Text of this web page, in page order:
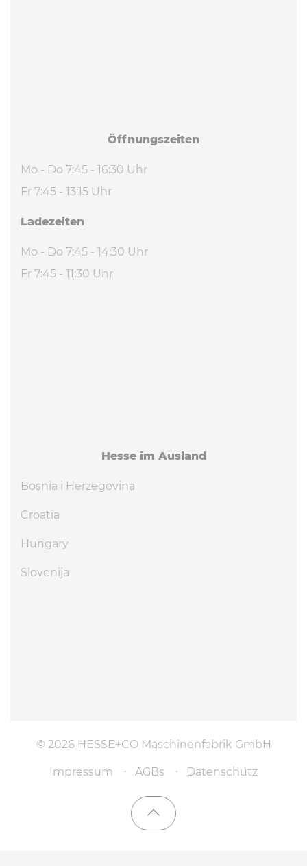
Öff­nungs­zei­ten
Mo - Do 7:45 - 16:30 Uhr
Fr 7:45 - 13:15 Uhr
La­de­zei­ten
Mo - Do 7:45 - 14:30 Uhr
Fr 7:45 - 11:30 Uhr
Hesse im Ausland
Bosnia i Herzegovina
Croatia
Hungary
Slovenija
© 2026 HESSE+CO Maschinenfabrik GmbH
Impressum AGBs Datenschutz
Nach oben scrollen